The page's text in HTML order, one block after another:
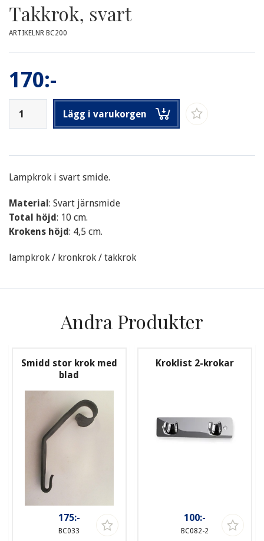
Takkrok, svart
ARTIKELNR BC200
170:-
Lägg i varukorgen
Lampkrok i svart smide.
Material: Svart järnsmide
Total höjd: 10 cm.
Krokens höjd: 4,5 cm.
lampkrok / kronkrok / takkrok
Andra Produkter
Smidd stor krok med
blad
175:-
BC033
Kroklist 2-krokar
100:-
BC082-2